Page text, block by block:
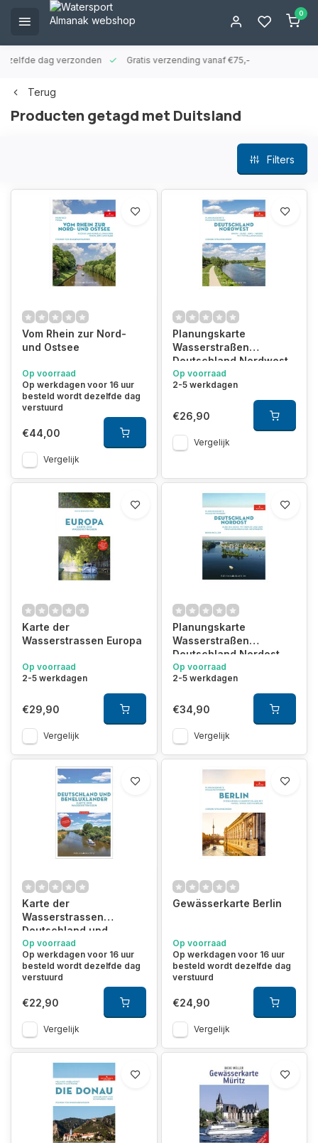
0
zelfde dag verzonden Gratis verzending vanaf €75,-
Terug
Producten getagd met Duitsland
Filters
Vom Rhein zur Nord-
und Ostsee
Op voorraad
Op werkdagen voor 16 uur
besteld wordt dezelfde dag
verstuurd
€44,00
Vergelijk
Planungskarte
Wasserstraßen
Deutschland Nordwest
Op voorraad
2-5 werkdagen
€26,90
Vergelijk
Karte der
Wasserstrassen Europa
Op voorraad
2-5 werkdagen
€29,90
Vergelijk
Planungskarte
Wasserstraßen
Deutschland Nordost
Op voorraad
2-5 werkdagen
€34,90
Vergelijk
Karte der
Wasserstrassen
Deutschland und
Beneluxländer
Op voorraad
Op werkdagen voor 16 uur
besteld wordt dezelfde dag
verstuurd
€22,90
Vergelijk
Gewässerkarte Berlin
Op voorraad
Op werkdagen voor 16 uur
besteld wordt dezelfde dag
verstuurd
€24,90
Vergelijk